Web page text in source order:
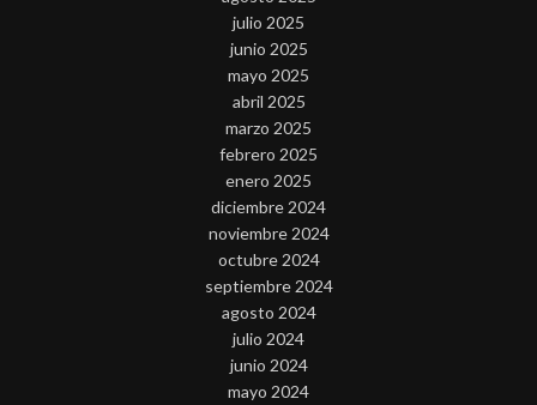
julio 2025
junio 2025
mayo 2025
abril 2025
marzo 2025
febrero 2025
enero 2025
diciembre 2024
noviembre 2024
octubre 2024
septiembre 2024
agosto 2024
julio 2024
junio 2024
mayo 2024